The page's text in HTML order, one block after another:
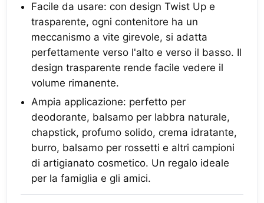
Facile da usare: con design Twist Up e
trasparente, ogni contenitore ha un
meccanismo a vite girevole, si adatta
perfettamente verso l'alto e verso il basso. Il
design trasparente rende facile vedere il
volume rimanente.
Ampia applicazione: perfetto per
deodorante, balsamo per labbra naturale,
chapstick, profumo solido, crema idratante,
burro, balsamo per rossetti e altri campioni
di artigianato cosmetico. Un regalo ideale
per la famiglia e gli amici.